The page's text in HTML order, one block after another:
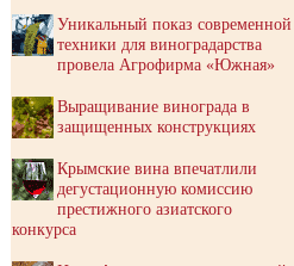
Уникальный показ современной
техники для виноградарства
провела Агрофирма «Южная»
Выращивание винограда в
защищенных конструкциях
Крымские вина впечатлили
дегустационную комиссию
престижного азиатского
конкурса